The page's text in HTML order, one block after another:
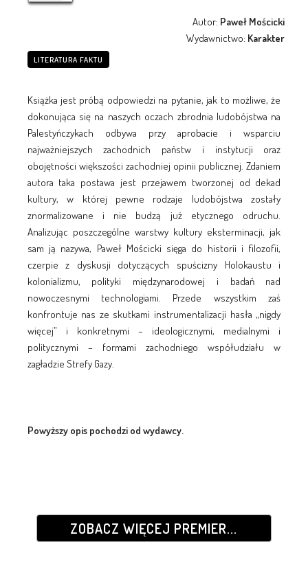
Autor: Paweł Mościcki
Wydawnictwo: Karakter
LITERATURA FAKTU
Książka jest próbą odpowiedzi na pytanie, jak to możliwe, że
dokonująca się na naszych oczach zbrodnia ludobójstwa na
Palestyńczykach odbywa przy aprobacie i wsparciu
najważniejszych zachodnich państw i instytucji oraz
obojętności większości zachodniej opinii publicznej. Zdaniem
autora taka postawa jest przejawem tworzonej od dekad
kultury, w której pewne rodzaje ludobójstwa zostały
znormalizowane i nie budzą już etycznego odruchu.
Analizując poszczególne warstwy kultury eksterminacji, jak
sam ją nazywa, Paweł Mościcki sięga do historii i filozofii,
czerpie z dyskusji dotyczących spuścizny Holokaustu i
kolonializmu, polityki międzynarodowej i badań nad
nowoczesnymi technologiami. Przede wszystkim zaś
konfrontuje nas ze skutkami instrumentalizacji hasła „nigdy
więcej” i konkretnymi – ideologicznymi, medialnymi i
politycznymi – formami zachodniego współudziału w
zagładzie Strefy Gazy.
Powyższy opis pochodzi od wydawcy.
ZOBACZ WIĘCEJ PREMIER...